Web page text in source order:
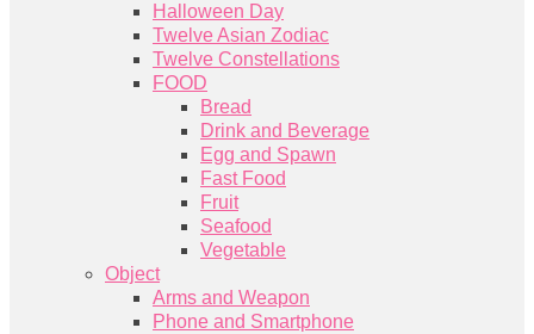
Halloween Day
Twelve Asian Zodiac
Twelve Constellations
FOOD
Bread
Drink and Beverage
Egg and Spawn
Fast Food
Fruit
Seafood
Vegetable
Object
Arms and Weapon
Phone and Smartphone